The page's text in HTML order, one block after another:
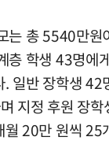
는 총 5540만원
층 학생 43명에
. 일반 장학생
지정 후원 장
월 20만 원씩 25